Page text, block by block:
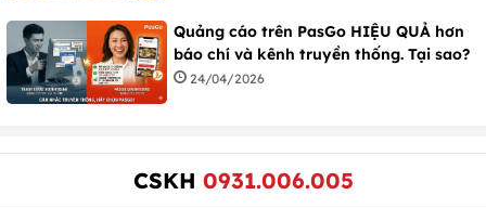
Quảng cáo trên PasGo HIỆU QUẢ hơn
báo chí và kênh truyền thống. Tại sao?
24/04/2026
CSKH 0931.006.005